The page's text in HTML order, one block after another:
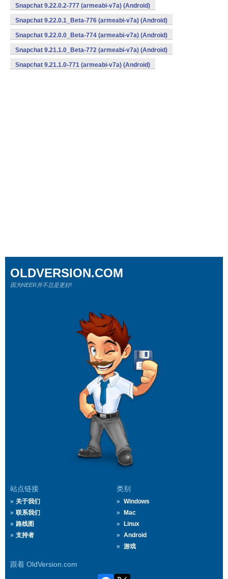
Snapchat 9.22.0.2-777 (armeabi-v7a) (Android)
Snapchat 9.22.0.1_Beta-776 (armeabi-v7a) (Android)
Snapchat 9.22.0.0_Beta-774 (armeabi-v7a) (Android)
Snapchat 9.21.1.0_Beta-772 (armeabi-v7a) (Android)
Snapchat 9.21.1.0-771 (armeabi-v7a) (Android)
站点链接
关于我们
联系我们
路线图
支持者
类别
Windows
Mac
Linux
Android
游戏
跟着 OldVersion.com
OLDVERSION.COM
因为NEER并不总是更好!